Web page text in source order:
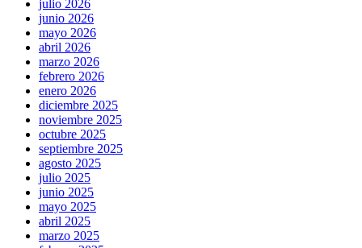
julio 2026
junio 2026
mayo 2026
abril 2026
marzo 2026
febrero 2026
enero 2026
diciembre 2025
noviembre 2025
octubre 2025
septiembre 2025
agosto 2025
julio 2025
junio 2025
mayo 2025
abril 2025
marzo 2025